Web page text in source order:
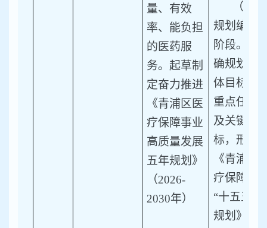
量、有效
率、能负担
的医药服
务。起草制
定奋力推进
《青浦区医
疗保障事业
高质量发展
五年规划》
（2026-
2030年）
（2）
规划编制
阶段。明
确规划总
体目标、
重点任务
及关键指
标，形成
《青浦医
疗保障
“十五五”
规划》草